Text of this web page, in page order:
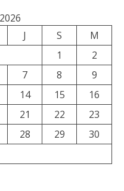
J S
M
1
2
7 8
9
14 15
16
21 22
23
28 29
30